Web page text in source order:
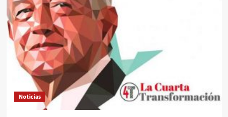
en
celebración
del
día
del
niño
en
Colombia
Noticias